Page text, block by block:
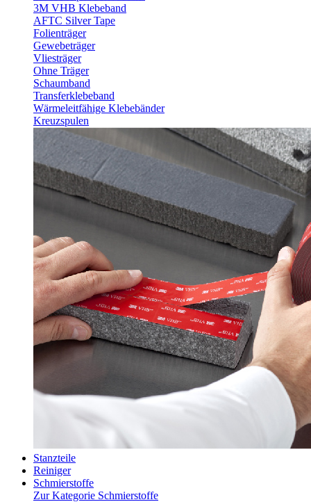
3M VHB Klebeband
AFTC Silver Tape
Folienträger
Gewebeträger
Vliesträger
Ohne Träger
Schaumband
Transferklebeband
Wärmeleitfähige Klebebänder
Kreuzspulen
Stanzteile
Reiniger
Schmierstoffe
Zur Kategorie Schmierstoffe